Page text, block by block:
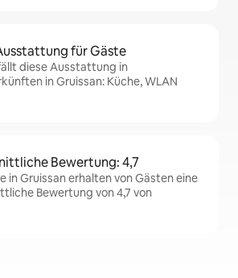
für Gäste
diese Ausstattung in
in Gruissan: Küche, WLAN
Bewertung: 4,7
in Gruissan erhalten von Gästen eine
Bewertung von 4,7 von